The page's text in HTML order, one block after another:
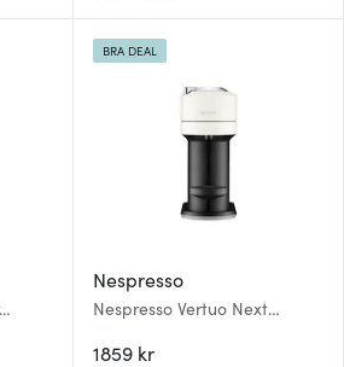
Nespresso
Nespresso Vertuo Next
1859 kr
BRA DEAL